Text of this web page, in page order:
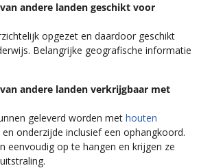
andere landen geschikt voor
opgezet en daardoor geschikt
Belangrijke geografische informatie
andere landen verkrijgbaar met
geleverd worden met houten
onderzijde inclusief een ophangkoord.
eenvoudig op te hangen en krijgen ze